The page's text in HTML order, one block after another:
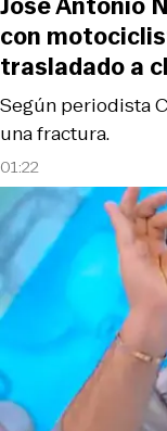
01:22
Según periodista
una fractura.
con
trasladado a